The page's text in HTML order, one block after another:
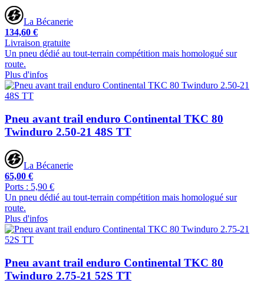
La Bécanerie
134,60 €
Livraison gratuite
Un pneu dédié au tout-terrain compétition mais homologué sur
route.
Plus d'infos
Pneu avant trail enduro Continental TKC 80
Twinduro 2.50-21 48S TT
La Bécanerie
65,00 €
Ports : 5,90 €
Un pneu dédié au tout-terrain compétition mais homologué sur
route.
Plus d'infos
Pneu avant trail enduro Continental TKC 80
Twinduro 2.75-21 52S TT